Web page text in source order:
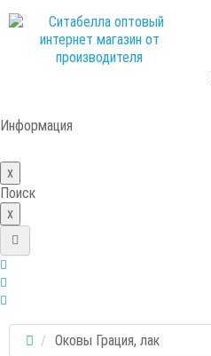
Информация
x
Поиск
x
Оковы Грация, лак